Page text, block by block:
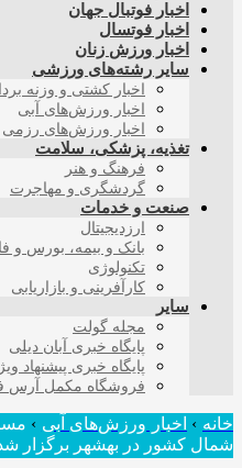
اخبار فوتبال جهان
اخبار فوتسال
اخبار ورزش زنان
سایر رشته‌های ورزشی
اخبار کشتی و وزنه
اخبار ورزش‌های آبی
اخبار ورزش‌های رزمی
تغذیه، پزشکی، سلامت
فرهنگ و هنر
گردشگری و مهاجرت
صنعت و خدمات
ارزدیجیتال
بانک و بیمه، بورس و
تکنولوژی
کارآفرینی و بازاریابی
سایر
مجله گولت
پایگاه خبری آبان دیلی
پایگاه خبری پیشنهاد
فروشگاه مکمل آرس
خانه › اخبار ورزش‌های آبی ›
شمال کشور در بهشهر برگزار